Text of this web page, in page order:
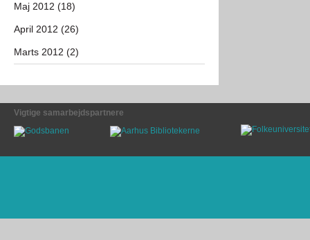
Maj 2012 (18)
April 2012 (26)
Marts 2012 (2)
Vigtige samarbejdspartnere